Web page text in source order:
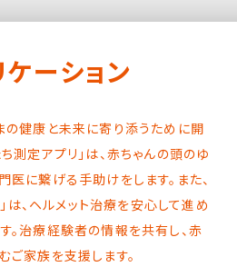
ケーション
の健康と未来に寄り添うために開
測定アプリ」は、赤ちゃんの頭のゆ
医に繋げる手助けをします。また、
は、ヘルメット治療を安心して進め
。治療経験者の情報を共有し、赤
ご家族を支援します。